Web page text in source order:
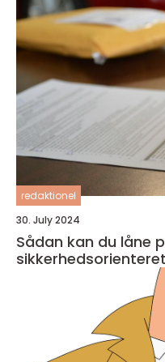
redaktionel
30. July 2024
Sådan kan du låne
sikkerhedsorienteret